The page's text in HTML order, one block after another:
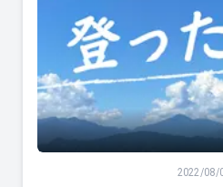
「ベストシーズンは、春
2022/08/